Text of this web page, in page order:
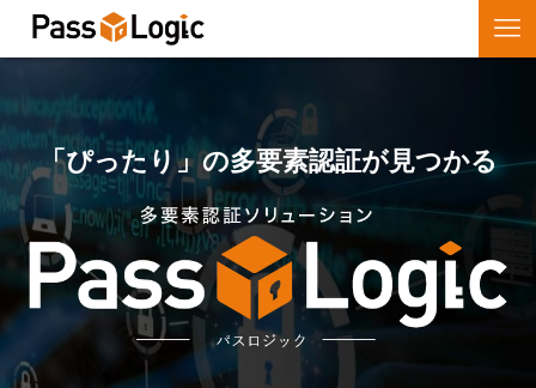
「ぴったり」の多要素認証が見つかる